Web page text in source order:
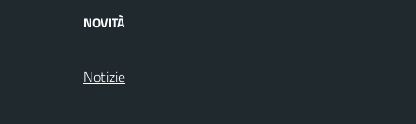
NOVITÀ
Notizie